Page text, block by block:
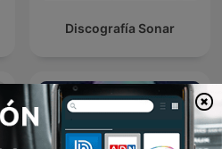
Discografía Sonar